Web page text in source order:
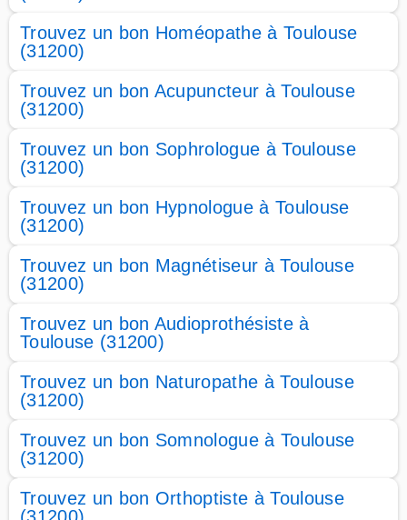
Trouvez un bon Homéopathe à Toulouse
(31200)
Trouvez un bon Acupuncteur à Toulouse
(31200)
Trouvez un bon Sophrologue à Toulouse
(31200)
Trouvez un bon Hypnologue à Toulouse
(31200)
Trouvez un bon Magnétiseur à Toulouse
(31200)
Trouvez un bon Audioprothésiste à
Toulouse (31200)
Trouvez un bon Naturopathe à Toulouse
(31200)
Trouvez un bon Somnologue à Toulouse
(31200)
Trouvez un bon Orthoptiste à Toulouse